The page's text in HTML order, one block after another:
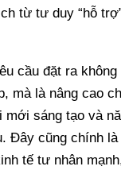
từ tư duy “hỗ
cầu đặt ra
mà là nâng cao
mới sáng tạo và
Đây cũng chính là
tế tư nhân